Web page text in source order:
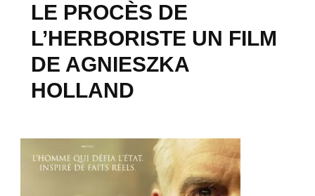
LE PROCÈS DE
L’HERBORISTE UN FILM
DE AGNIESZKA
HOLLAND